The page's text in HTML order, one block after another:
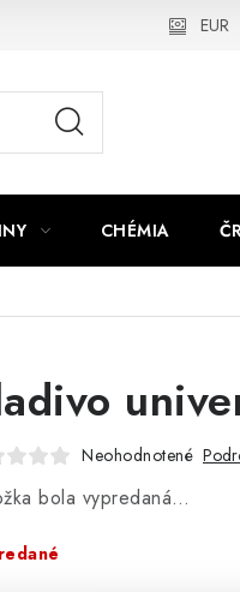
EUR
CHÉMIA
Neohodnotené
bola vypredaná…